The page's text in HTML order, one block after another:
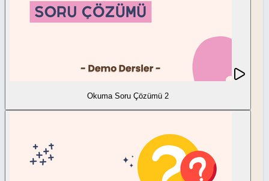
Okuma Soru Çözümü 2